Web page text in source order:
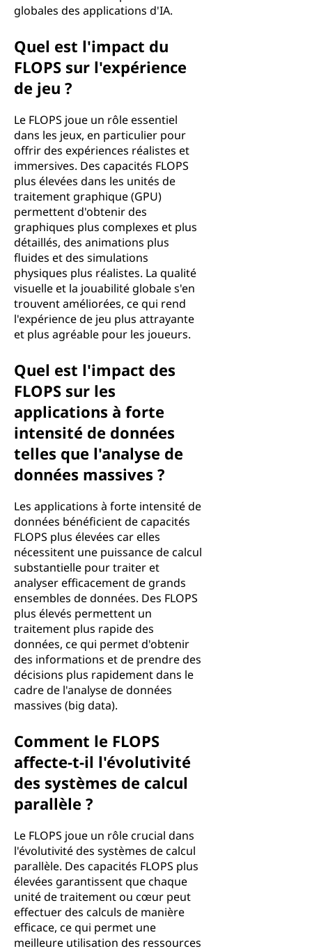
globales des applications d'IA.
Quel est l'impact du
FLOPS sur l'expérience
de jeu ?
Le FLOPS joue un rôle essentiel
dans les jeux, en particulier pour
offrir des expériences réalistes et
immersives. Des capacités FLOPS
plus élevées dans les unités de
traitement graphique (GPU)
permettent d'obtenir des
graphiques plus complexes et plus
détaillés, des animations plus
fluides et des simulations
physiques plus réalistes. La qualité
visuelle et la jouabilité globale s'en
trouvent améliorées, ce qui rend
l'expérience de jeu plus attrayante
et plus agréable pour les joueurs.
Quel est l'impact des
FLOPS sur les
applications à forte
intensité de données
telles que l'analyse de
données massives ?
Les applications à forte intensité de
données bénéficient de capacités
FLOPS plus élevées car elles
nécessitent une puissance de calcul
substantielle pour traiter et
analyser efficacement de grands
ensembles de données. Des FLOPS
plus élevés permettent un
traitement plus rapide des
données, ce qui permet d'obtenir
des informations et de prendre des
décisions plus rapidement dans le
cadre de l'analyse de données
massives (big data).
Comment le FLOPS
affecte-t-il l'évolutivité
des systèmes de calcul
parallèle ?
Le FLOPS joue un rôle crucial dans
l'évolutivité des systèmes de calcul
parallèle. Des capacités FLOPS plus
élevées garantissent que chaque
unité de traitement ou cœur peut
effectuer des calculs de manière
efficace, ce qui permet une
meilleure utilisation des ressources